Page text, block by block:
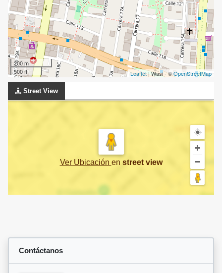
200 m
500 ft
Leaflet| Wasi - ©OpenStreetMap
Street View
Ver Ubicación en street view
Contáctanos